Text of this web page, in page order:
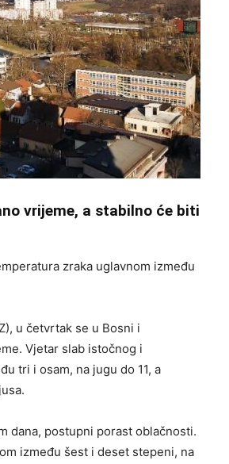
vrijeme, a stabilno će biti
zraka uglavnom između
u četvrtak se u Bosni i
Vjetar slab istočnog i
tri i osam, na jugu do 11, a
dana, postupni porast oblačnosti.
između šest i deset stepeni, na